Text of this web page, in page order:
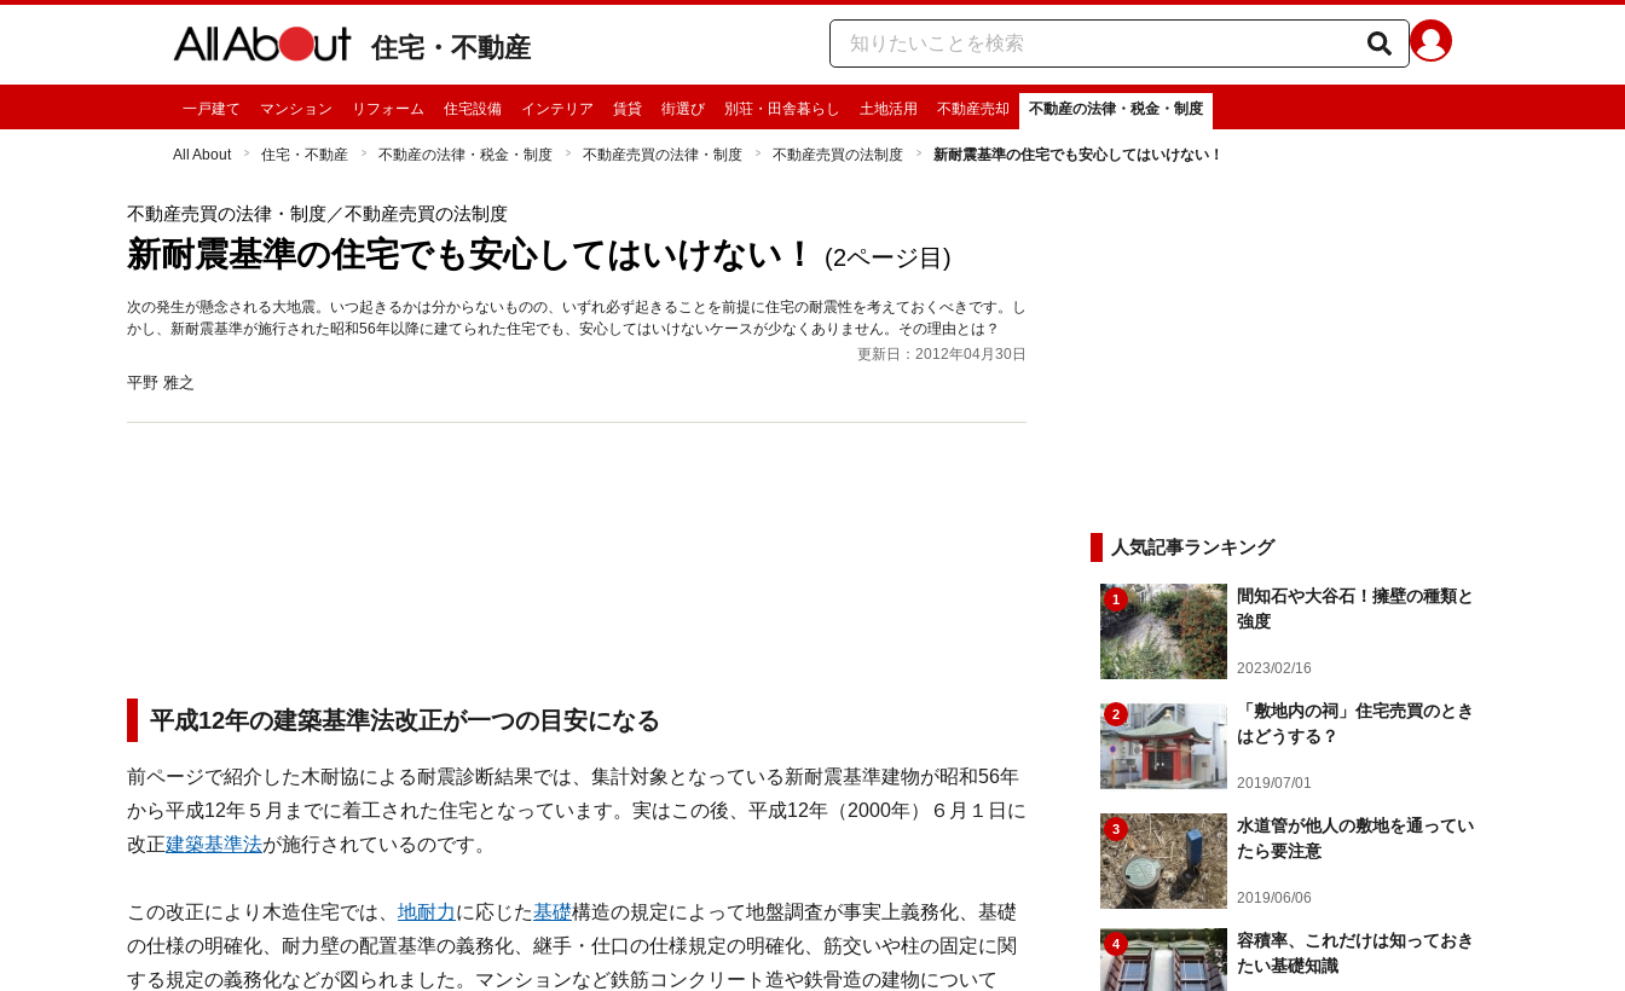
住宅・不動産
一戸建て マンション リフォーム 住宅設備 インテリア 賃貸 街選び 別荘・田舎暮らし 土地活用 不動産売却 不動産の法律・税金・制度
All About 住宅・不動産 不動産の法律・税金・制度 不動産売買の法律・制度 不動産売買の法制度 新耐震基準の住宅でも安心してはいけない！
不動産売買の法律・制度／不動産売買の法制度
新耐震基準の住宅でも安心してはいけない！ (2ページ目)
次の発生が懸念される大地震。いつ起きるかは分からないものの、いずれ必ず起きることを前提に住宅の耐震性を考えておくべきです。し
かし、新耐震基準が施行された昭和56年以降に建てられた住宅でも、安心してはいけないケースが少なくありません。その理由とは？
更新日：2012年04月30日
平野 雅之
平成12年の建築基準法改正が一つの目安になる
前ページで紹介した木耐協による耐震診断結果では、集計対象となっている新耐震基準建物が昭和56年
から平成12年５月までに着工された住宅となっています。実はこの後、平成12年（2000年）６月１日に
改正建築基準法が施行されているのです。
この改正により木造住宅では、 地耐力に応じた基礎構造の規定によって地盤調査が事実上義務化、基礎
の仕様の明確化、耐力壁の配置基準の義務化、継手・仕口の仕様規定の明確化、筋交いや柱の固定に関
する規定の義務化などが図られました。マンションなど鉄筋コンクリート造や鉄骨造の建物について
人気記事ランキング
1
間知石や大谷石！擁壁の種類と
強度
2023/02/16
2
「敷地内の祠」住宅売買のとき
はどうする？
2019/07/01
3
水道管が他人の敷地を通ってい
たら要注意
2019/06/06
4
容積率、これだけは知っておき
たい基礎知識